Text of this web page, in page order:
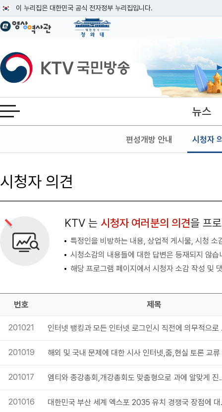
이 누리집은 대한민국 공식 전자정부 누리집입니다.
공식 누리집 주소 확인하기
이밖에 or.kr 또는 .kr등 다른 도메인 주소를 사용하고 있다면 아래 URL에서
운영중인 공식 누리집보기
KTV국민방송
전체메뉴 열기 뉴스
편성개방 안내 시청자
본문
시청자 의견
KTV 는 시청자 여러분의 의견을 프
특정인을 비방하는 내용, 상업적 게시물, 시청
시청소감의 내용들에 대한 답변은 등재되지 않습
해당 프로그램 페이지에서 시청자 소감 작성 및
번호 제목
201021 인터넷
201019
201017 엠티와 종강총회,개강총회도
201016 대한민국 부
검색 조건
검색어 입력
검색